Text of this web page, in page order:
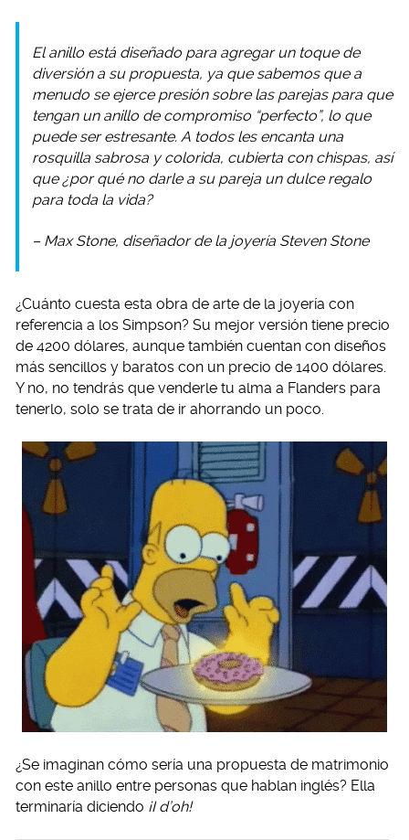
El anillo está diseñado para agregar un toque de
diversión a su propuesta, ya que sabemos que a
menudo se ejerce presión sobre las parejas para que
tengan un anillo de compromiso “perfecto”, lo que
puede ser estresante. A todos les encanta una
rosquilla sabrosa y colorida, cubierta con chispas, así
que ¿por qué no darle a su pareja un dulce regalo
para toda la vida?
– Max Stone, diseñador de la joyería Steven Stone
¿Cuánto cuesta esta obra de arte de la joyería con
referencia a los Simpson? Su mejor versión tiene precio
de 4200 dólares, aunque también cuentan con diseños
más sencillos y baratos con un precio de 1400 dólares.
Y no, no tendrás que venderle tu alma a Flanders para
tenerlo, solo se trata de ir ahorrando un poco.
¿Se imaginan cómo sería una propuesta de matrimonio
con este anillo entre personas que hablan inglés? Ella
terminaría diciendo ¡I d’oh!